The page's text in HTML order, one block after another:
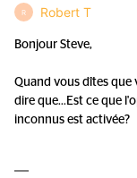
R Robert T
Bonjour Steve,
Quand vous dîtes que
dire que...Est ce que
inconnus est activée?